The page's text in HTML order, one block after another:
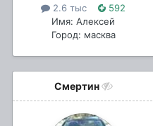
2.6 тыс
592
Имя: Алексей
Город: масква
Смертин